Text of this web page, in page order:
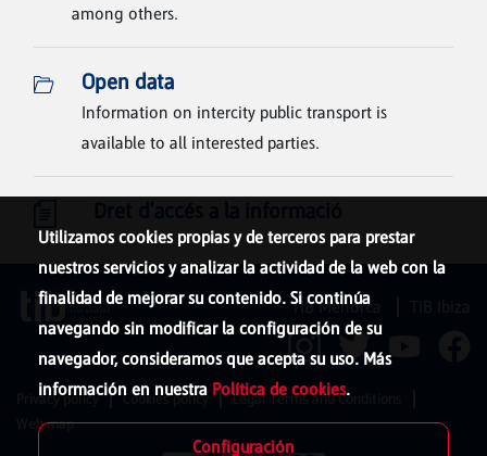
among others.
Open data
Information on intercity public transport is
available to all interested parties.
Utilizamos cookies propias y de terceros para prestar
nuestros servicios y analizar la actividad de la web con la
finalidad de mejorar su contenido. Si continúa
navegando sin modificar la configuración de su
navegador, consideramos que acepta su uso. Más
información en nuestra Política de cookies.
Configuración
TIB Menorca
Privacy policy Cookies policy
Legal Terms and Conditions
Web map